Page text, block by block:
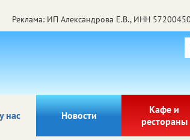
Реклама: ИП Александрова Е.В., ИНН
нас Новости
Кафе и
рестораны